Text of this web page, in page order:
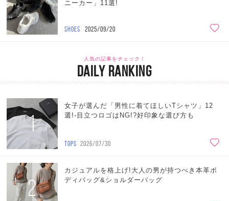
ニーカー」11選!
SHOES 2025/09/20
人気の記事をチェック！
DAILY RANKING
1
女子が選んだ「男性に着てほしいTシャツ」12
選!-目立つロゴはNG!?好印象な選び方も
TOPS 2026/07/30
2
カジュアルを格上げ!大人の男が持つべき本革ボ
ディバッグ&ショルダーバッグ